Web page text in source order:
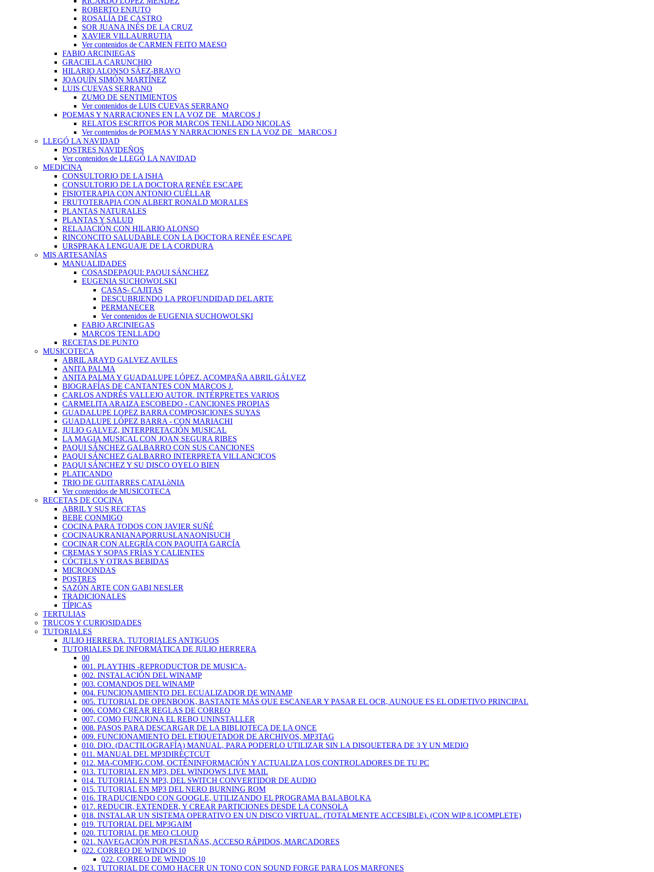
ROBERTO ENJUTO
ROSALÍA DE CASTRO
SOR JUANA INÉS DE LA CRUZ
XAVIER VILLAURRUTIA
Ver contenidos de CARMEN FEITO MAESO
FABIO ARCINIEGAS
GRACIELA CARUNCHIO
HILARIO ALONSO SÁEZ-BRAVO
JOAQUÍN SIMÓN MARTÍNEZ
LUIS CUEVAS SERRANO
ZUMO DE SENTIMIENTOS
Ver contenidos de LUIS CUEVAS SERRANO
POEMAS Y NARRACIONES EN LA VOZ DE _MARCOS J
RELATOS ESCRITOS POR MARCOS TENLLADO NICOLAS
Ver contenidos de POEMAS Y NARRACIONES EN LA VOZ DE _MARCOS J
LLEGÓ LA NAVIDAD
POSTRES NAVIDEÑOS
Ver contenidos de LLEGÓ LA NAVIDAD
MEDICINA
CONSULTORIO DE LA ISHA
CONSULTORIO DE LA DOCTORA RENÉE ESCAPE
FISIOTERAPIA CON ANTONIO CUÉLLAR
FRUTOTERAPIA CON ALBERT RONALD MORALES
PLANTAS NATURALES
PLANTAS Y SALUD
RELAJACIÓN CON HILARIO ALONSO
RINCONCITO SALUDABLE CON LA DOCTORA RENÉE ESCAPE
URSPRAKA LENGUAJE DE LA CORDURA
MIS ARTESANÍAS
MANUALIDADES
COSASDEPAQUI: PAQUI SÁNCHEZ
EUGENIA SUCHOWOLSKI
CASAS- CAJITAS
DESCUBRIENDO LA PROFUNDIDAD DEL ARTE
PERMANECER
Ver contenidos de EUGENIA SUCHOWOLSKI
FABIO ARCINIEGAS
MARCOS TENLLADO
RECETAS DE PUNTO
MUSICOTECA
ABRIL ARAYD GALVEZ AVILES
ANITA PALMA
ANITA PALMA Y GUADALUPE LÓPEZ. ACOMPAÑA ABRIL GÁLVEZ
BIOGRAFÍAS DE CANTANTES CON MARCOS J.
CARLOS ANDRÉS VALLEJO AUTOR. INTÉRPRETES VARIOS
CARMELITA ARAIZA ESCOBEDO - CANCIONES PROPIAS
GUADALUPE LOPEZ BARRA COMPOSICIONES SUYAS
GUADALUPE LÓPEZ BARRA - CON MARIACHI
JULIO GALVEZ, INTERPRETACIÓN MUSICAL
LA MAGIA MUSICAL CON JOAN SEGURA RIBES
PAQUI SÁNCHEZ GALBARRO CON SUS CANCIONES
PAQUI SÁNCHEZ GALBARRO INTERPRETA VILLANCICOS
PAQUI SÁNCHEZ Y SU DISCO OYELO BIEN
PLATICANDO
TRIO DE GUITARRES CATALòNIA
Ver contenidos de MUSICOTECA
RECETAS DE COCINA
ABRIL Y SUS RECETAS
BEBE CONMIGO
COCINA PARA TODOS CON JAVIER SUÑÉ
COCINAUKRANIANAPORRUSLANAONISUCH
COCINAR CON ALEGRÍA CON PAQUITA GARCÍA
CREMAS Y SOPAS FRÍAS Y CALIENTES
CÓCTELS Y OTRAS BEBIDAS
MICROONDAS
POSTRES
SAZÓN ARTE CON GABI NESLER
TRADICIONALES
TÍPICAS
TERTULIAS
TRUCOS Y CURIOSIDADES
TUTORIALES
JULIO HERRERA. TUTORIALES ANTIGUOS
TUTORIALES DE INFORMÁTICA DE JULIO HERRERA
00
001. PLAYTHIS -REPRODUCTOR DE MUSICA-
002. INSTALACIÓN DEL WINAMP
003. COMANDOS DEL WINAMP
004. FUNCIONAMIENTO DEL ECUALIZADOR DE WINAMP
005. TUTORIAL DE OPENBOOK, BASTANTE MÁS QUE ESCANEAR Y PASAR EL OCR, AUNQUE ES EL ODJETIVO PRINCIPAL
006. COMO CREAR REGLAS DE CORREO
007. COMO FUNCIONA EL REBO UNINSTALLER
008. PASOS PARA DESCARGAR DE LA BIBLIOTECA DE LA ONCE
009. FUNCIONAMIENTO DEL ETIQUETADOR DE ARCHIVOS, MP3TAG
010. DIO. (DACTILOGRAFÍA) MANUAL, PARA PODERLO UTILIZAR SIN LA DISQUETERA DE 3 Y UN MEDIO
011. MANUAL DEL MP3DIRÉCTCUT
012. MA-COMFIG.COM, OCTÉNINFORMACIÓN Y ACTUALIZA LOS CONTROLADORES DE TU PC
013. TUTORIAL EN MP3, DEL WINDOWS LIVE MAIL
014. TUTORIAL EN MP3, DEL SWITCH CONVERTIDOR DE AUDIO
015. TUTORIAL EN MP3 DEL NERO BURNING ROM
016. TRADUCIENDO CON GOOGLE, UTILIZANDO EL PROGRAMA BALABOLKA
017. REDUCIR, EXTENDER, Y CREAR PARTICIONES DESDE LA CONSOLA
018. INSTALAR UN SISTEMA OPERATIVO EN UN DISCO VIRTUAL. (TOTALMENTE ACCESIBLE). (CON WIP 8.1COMPLETE)
019. TUTORIAL DEL MP3GAIM
020. TUTORIAL DE MEO CLOUD
021. NAVEGACIÓN POR PESTAÑAS, ACCESO RÁPIDOS, MARCADORES
022. CORREO DE WINDOS 10
022. CORREO DE WINDOS 10
023. TUTORIAL DE COMO HACER UN TONO CON SOUND FORGE PARA LOS MARFONES